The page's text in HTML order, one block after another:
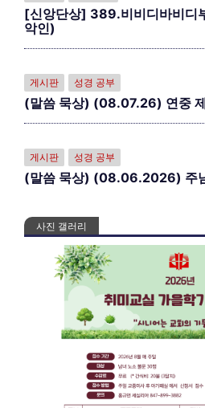
[신앙단상] 389.비비디바비디
악인)
게시판 성경 공부
(말씀 묵상) (08.07.26) 연중
게시판 성경 공부
(말씀 묵상) (08.06.2026) 주
사진 갤러리